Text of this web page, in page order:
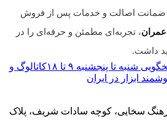
ضمانت اصالت و خدمات پس از فروش
عمران، تجربه‌ای مطمئن و حرفه‌ای را در
داشت.
شنبه تا پنجشنبه ۹ تا ۱۸
کاتالوگ و
ابزار در ایران
سخایی، کوچه سادات شریف، پلاک